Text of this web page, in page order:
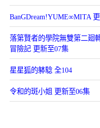
BanGDream!YUME∞MITA
落第賢者的學院無雙第二廻
冒險記 更新至07集
星星狐的躰騐 全104
令和的斑小姐 更新至06集